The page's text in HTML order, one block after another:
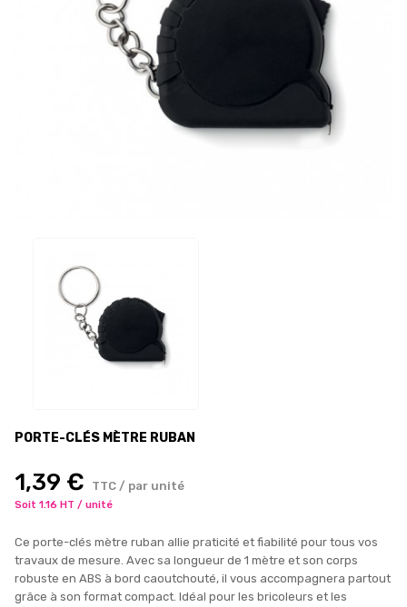
PORTE-CLÉS MÈTRE RUBAN
1,39 € TTC / par unité
Soit 1.16 HT / unité
Ce porte-clés mètre ruban allie praticité et fiabilité pour tous vos
travaux de mesure. Avec sa longueur de 1 mètre et son corps
robuste en ABS à bord caoutchouté, il vous accompagnera partout
grâce à son format compact. Idéal pour les bricoleurs et les